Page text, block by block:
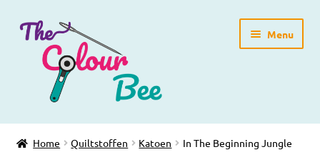
Ga
door
navigatie
Ga
direct
inhoud
Menu
Home
Home Quiltstoffen Katoen
In The Beginning Jungle